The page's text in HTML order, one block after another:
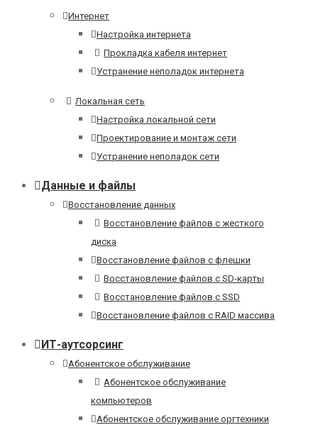
Интернет
Настройка интернета
Прокладка кабеля интернет
Устранение неполадок интернета
Локальная сеть
Настройка локальной сети
Проектирование и монтаж сети
Устранение неполадок сети
Данные и файлы
Восстановление данных
Восстановление файлов с жесткого
диска
Восстановление файлов с флешки
Восстановление файлов с SD-карты
Восстановление файлов с SSD
Восстановление файлов с RAID массива
ИТ-аутсорсинг
Абонентское обслуживание
Абонентское обслуживание
компьютеров
Абонентское обслуживание оргтехники